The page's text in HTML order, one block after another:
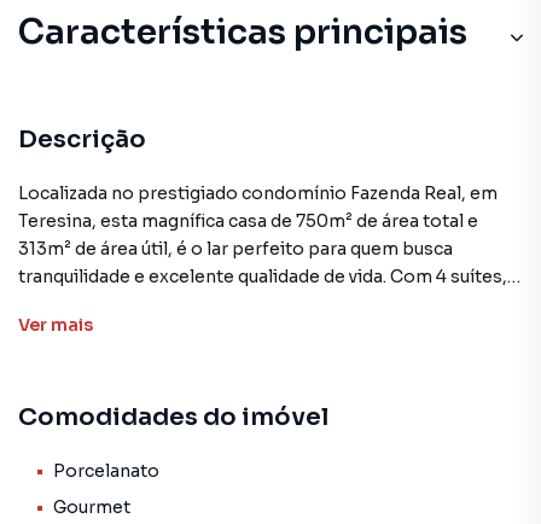
Características principais
Descrição
Localizada no prestigiado condomínio Fazenda Real, em
Teresina, esta magnífica casa de 750m² de área total e
313m² de área útil, é o lar perfeito para quem busca
tranquilidade e excelente qualidade de vida. Com 4 suítes, a
gourmet, sala de estar e jantar, além de uma varanda que
As comodidades do imóvel vão além, com porcelanato,
o condomínio Fazenda Real, traz diversas opções de lazer,
como salão de jogos, piscina adulto e infantil, pista de
Ver mais
Comodidades do imóvel
Porcelanato
Gourmet